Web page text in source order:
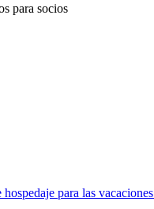
para socios
hospedaje para las